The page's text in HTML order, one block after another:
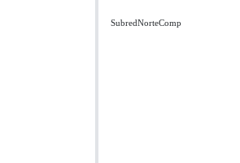
SubredNorteComp